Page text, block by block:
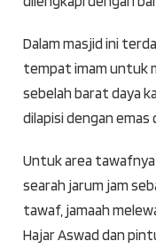
Dalam masjid ini
tempat imam untuk
sebelah barat daya
dilapisi dengan
Untuk area tawafnya
searah jarum jam
tawaf, jamaah
Hajar Aswad dan